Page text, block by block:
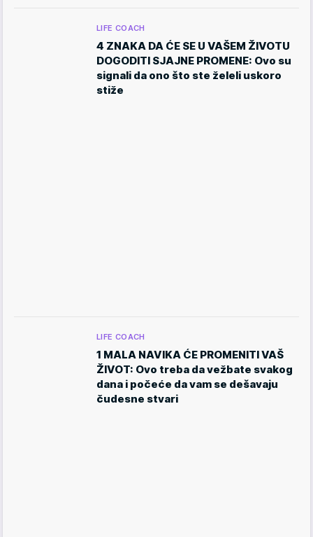
LIFE COACH
4 ZNAKA DA ĆE SE U VAŠEM ŽIVOTU
DOGODITI SJAJNE PROMENE: Ovo su
signali da ono što ste želeli uskoro
stiže
LIFE COACH
1 MALA NAVIKA ĆE PROMENITI VAŠ
ŽIVOT: Ovo treba da vežbate svakog
dana i počeće da vam se dešavaju
čudesne stvari